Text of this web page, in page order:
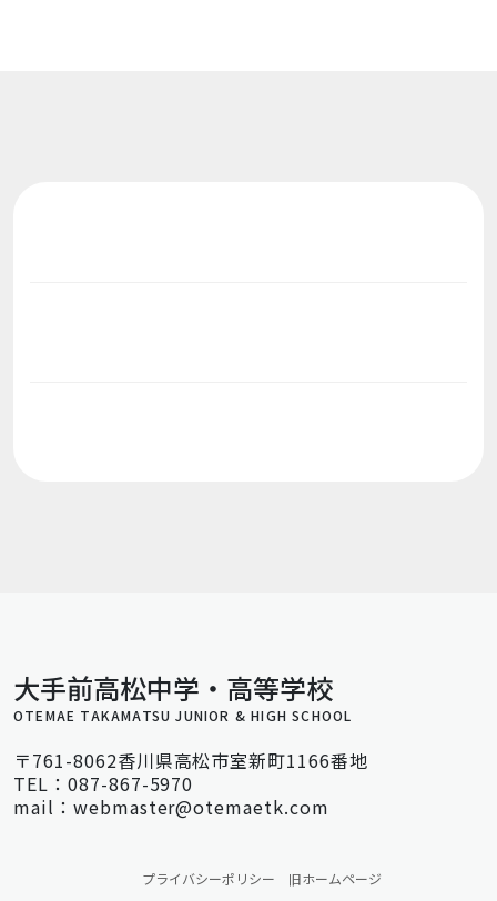
大手前高松中学・高等学校
OTEMAE TAKAMATSU JUNIOR & HIGH SCHOOL
〒761-8062香川県高松市室新町1166番地
TEL：087-867-5970
mail：webmaster@otemaetk.com
プライバシーポリシー 旧ホームページ